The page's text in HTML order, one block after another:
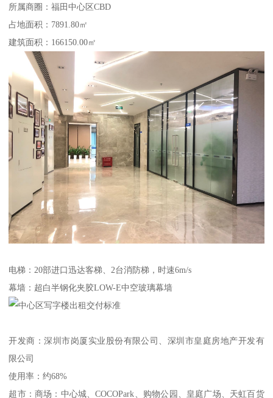
所属商圈：福田中心区CBD
占地面积：7891.80㎡
建筑面积：166150.00㎡
电梯：20部进口迅达客梯、2台消防梯，时速6m/s
幕墙：超白半钢化夹胶LOW-E中空玻璃幕墙
开发商：深圳市岗厦实业股份有限公司、深圳市皇庭房地产开发有
限公司
使用率：约68%
超市：商场：中心城、COCOPark、购物公园、皇庭广场、天虹百货